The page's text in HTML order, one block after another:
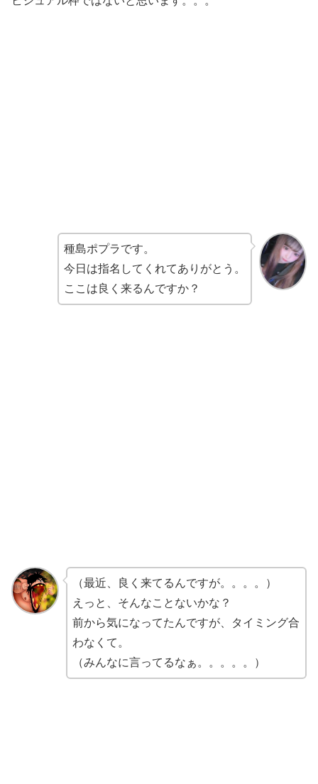
種島ポプラです。
今日は指名してくれてありがとう。
ここは良く来るんですか？
（最近、良く来てるんですが。。。。）
えっと、そんなことないかな？
前から気になってたんですが、タイミング合
わなくて。
（みんなに言ってるなぁ。。。。。）